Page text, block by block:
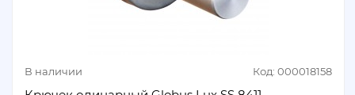
В наличии Код: 000018158